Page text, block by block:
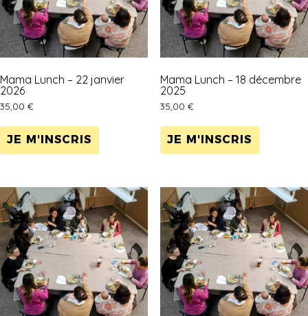
Mama Lunch – 22 janvier
2026
35,00 €
JE M'INSCRIS
Mama Lunch – 18 décembre
2025
35,00 €
JE M'INSCRIS